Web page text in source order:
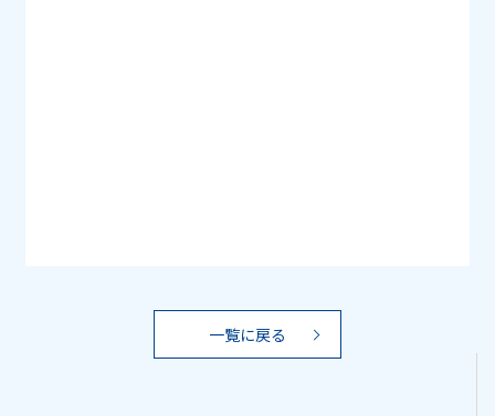
一覧に戻る